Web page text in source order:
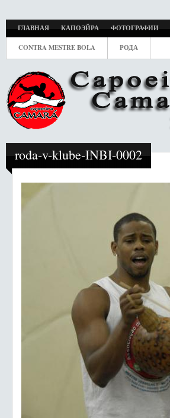
ГЛАВНАЯ КАПОЭЙРА ФОТОГРАФИИ
CONTRA MESTRE BOLA РОДА
roda-v-klube-INBI-0002